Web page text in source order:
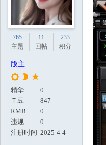
765
主题
11
回帖
233
积分
版主
精华
0
Ｔ豆
847
RMB
0
违规
0
注册时间 2025-4-4